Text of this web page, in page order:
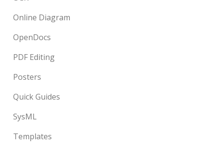
Online Diagram
OpenDocs
PDF Editing
Posters
Quick Guides
SysML
Templates